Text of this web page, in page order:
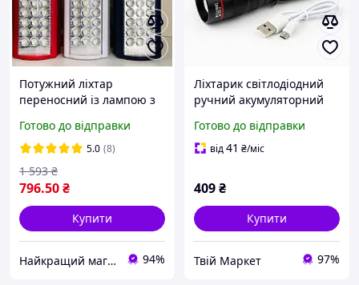
Потужний ліхтар
переносний із лампою з
переносні ліхтарі з
заряджанням від мережі,
лампа-ліхтар 24 LED Almi
Готово до відправки
5.0 (8)
796.50₴
1 593 ₴
Купити
Найкращий магазин 94%
Ліхтарик світлодіодний
ручний акумуляторний
світлодіодний для
туриста IJ-62
Готово до відправки
від41 ₴/міс
409₴
Купити
Твій Маркет 97%